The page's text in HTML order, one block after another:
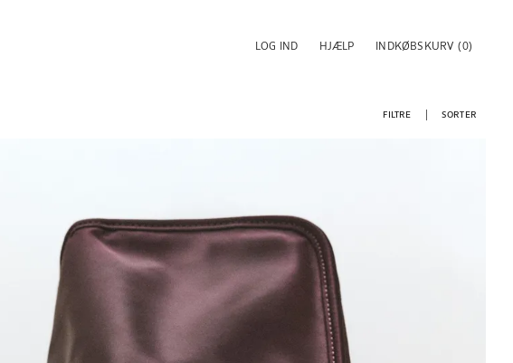
LOG IND HJÆLP INDKØBSKURV (0)
FILTRE
SORTER